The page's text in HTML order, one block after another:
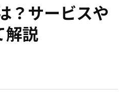
？サービスや
解説